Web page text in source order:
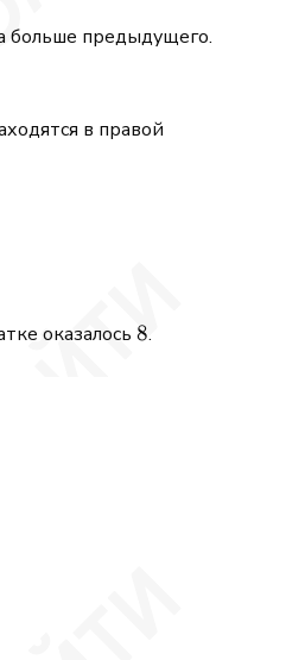
больше предыдущего.
в правой
оказалось 8
8.